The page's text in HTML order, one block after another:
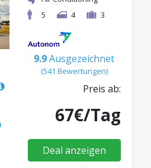
5
4 3
9.9Ausgezeichnet
(541 Bewertungen)
Preis ab:
67€/Tag
Deal anzeigen